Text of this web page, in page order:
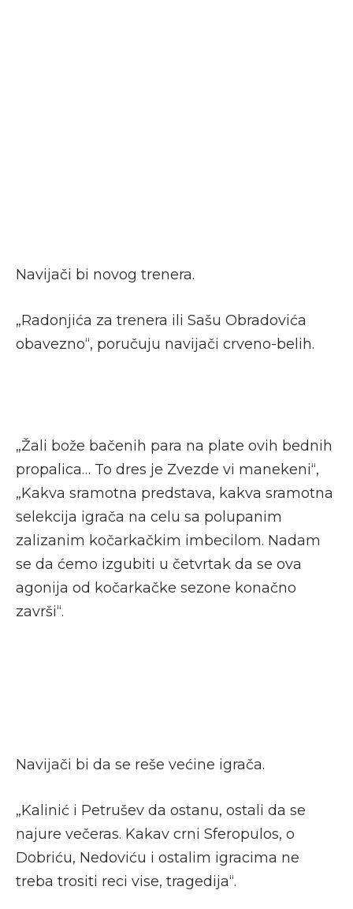
Navijači bi novog trenera.
„Radonjića za trenera ili Sašu Obradovića
obavezno“, poručuju navijači crveno-belih.
„Žali bože bačenih para na plate ovih bednih
propalica… To dres je Zvezde vi manekeni“,
„Kakva sramotna predstava, kakva sramotna
selekcija igrača na celu sa polupanim
zalizanim kočarkačkim imbecilom. Nadam
se da ćemo izgubiti u četvrtak da se ova
agonija od kočarkačke sezone konačno
završi“.
Navijači bi da se reše većine igrača.
„Kalinić i Petrušev da ostanu, ostali da se
najure večeras. Kakav crni Sferopulos, o
Dobriću, Nedoviću i ostalim igracima ne
treba trositi reci vise, tragedija“.